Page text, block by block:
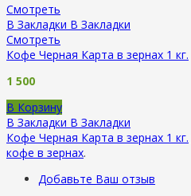
Смотреть
В Закладки В Закладки
Смотреть
Кофе Черная Карта в зернах 1 кг.
1 500
В Корзину
В Закладки В Закладки
Кофе Черная Карта в зернах 1 кг.
кофе в зернах.
Добавьте Ваш отзыв